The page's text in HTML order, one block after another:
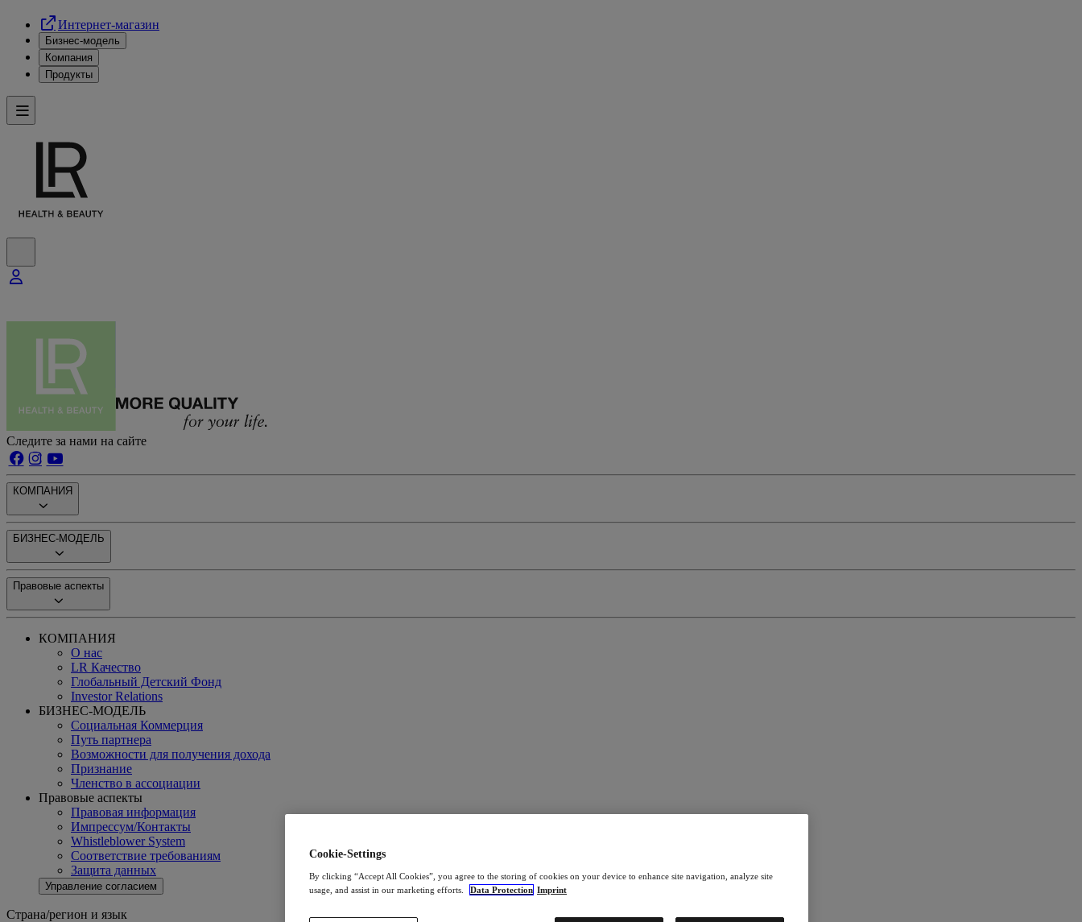
Интернет-магазин
Бизнес-модель
Компания
Продукты
Следите за нами на сайте
КОМПАНИЯ
БИЗНЕС-МОДЕЛЬ
Правовые аспекты
КОМПАНИЯ
О нас
LR Качество
Глобальный Детский Фонд
Investor Relations
БИЗНЕС-МОДЕЛЬ
Социальная Коммерция
Путь партнера
Возможности для получения дохода
Признание
Членство в ассоциации
Правовые аспекты
Правовая информация
Импрессум/Контакты
Whistleblower System
Соответствие требованиям
Защита данных
Управление согласием
Страна/регион и язык
Cookie-Settings
By clicking “Accept All Cookies”, you agree to the storing of cookies on your device to enhance site navigation, analyze site
usage, and assist in our marketing efforts.
Data Protection Imprint